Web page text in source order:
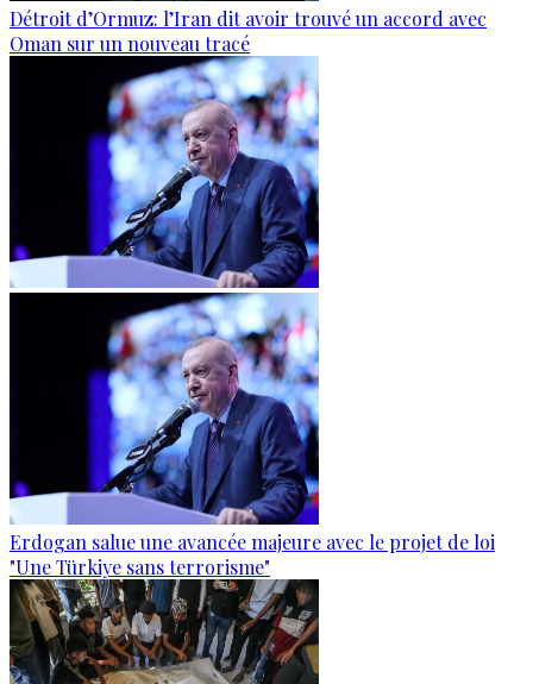
Détroit d’Ormuz: l’Iran dit avoir trouvé un accord avec
Oman sur un nouveau tracé
Erdogan salue une avancée majeure avec le projet de loi
"Une Türkiye sans terrorisme"